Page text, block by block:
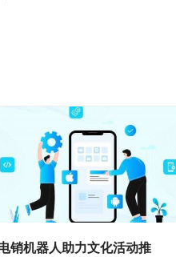
销机器人助力文化活动推